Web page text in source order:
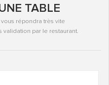
TABLE
répondra très vite
validation par le restaurant.